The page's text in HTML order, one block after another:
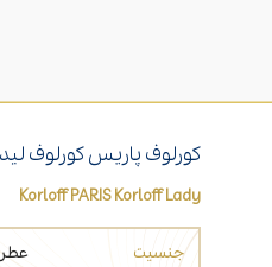
کورلوف پاریس کورلوف
Korloff PARIS Korloff Lady
جنسیت
عطر